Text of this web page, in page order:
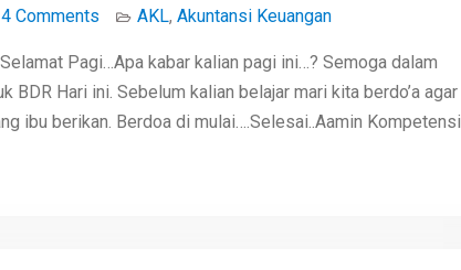
Comments AKL, Akuntansi Keuangan
Pagi…Apa kabar kalian pagi ini…? Semoga dalam
Hari ini. Sebelum kalian belajar mari kita berdo’a agar
ibu berikan. Berdoa di mulai….Selesai..Aamin Kompetensi